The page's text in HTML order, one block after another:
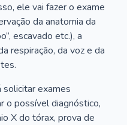
ele vai fazer o exame
da anatomia da
escavado etc.), a
respiração, da voz e da
exames
o possível diagnóstico,
X do tórax, prova de